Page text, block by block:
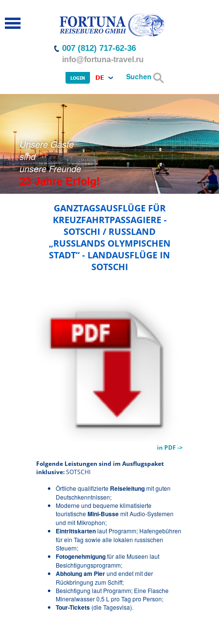
Suchen
007 (812) 717-62-36
info@fortuna-travel.ru
LOGIN DE
Unsere Gäste
sind
unsere Freunde
23 Jahre Erfolg!
GANZTAGSAUSFLÜGE FÜR
KREUZFAHRTPASSAGIERE -
SOTSCHI / RUSSLAND
„RUSSLANDS OLYMPISCHEN
STADT“ - LANDAUSFLÜGE IN
SOTSCHI
in PDF ->
Folgende Leistungen sind im Ausflugspaket
inklusive:SOTSCHI
Örtliche qualifizierte Reiseleitungmit guten
Deutschkenntnissen;
Moderne und bequeme klimatisierte
touristischeMini-Bussemit Audio-Systemen
und mit Mikrophon;
Eintrittskartenlaut Programm; Hafengebühren
für ein Tag sowie alle lokalen russischen
Steuern;
Fotogenehmigungfür alle Museen laut
Besichtigungsprogramm;
Abholung am Pierund endet mit der
Rückbringung zum Schiff;
Besichtigung laut Programm; Eine Flasche
Mineralwasser 0,5 L pro Tag pro Person;
Tour-Tickets (die Tagesvisa).